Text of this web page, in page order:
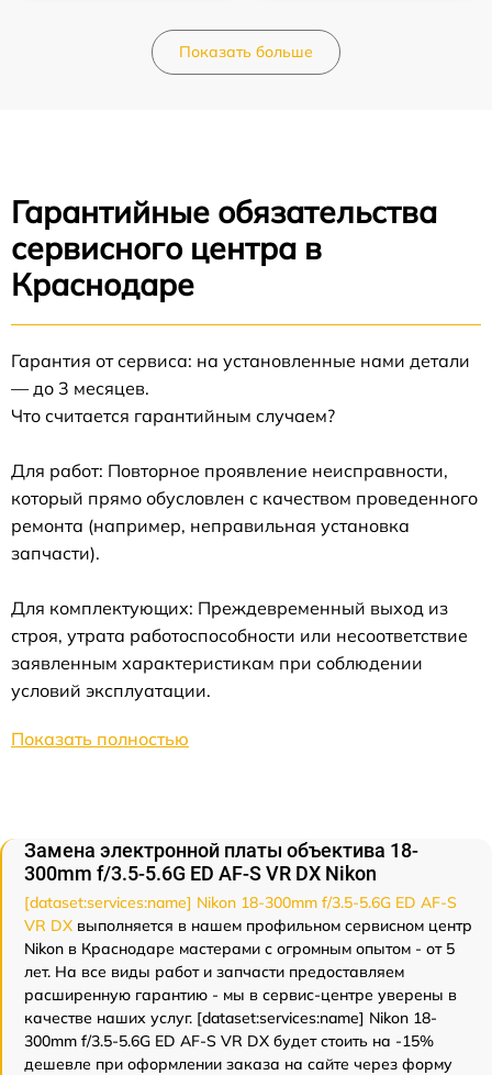
Показать больше
Гарантийные обязательства
сервисного центра в
Краснодаре
Гарантия от сервиса: на установленные нами детали
— до 3 месяцев.
Что считается гарантийным случаем?
Для работ: Повторное проявление неисправности,
который прямо обусловлен с качеством проведенного
ремонта (например, неправильная установка
запчасти).
Для комплектующих: Преждевременный выход из
строя, утрата работоспособности или несоответствие
заявленным характеристикам при соблюдении
условий эксплуатации.
Показать полностью
Замена электронной платы объектива 18-
300mm f/3.5-5.6G ED AF-S VR DX Nikon
[dataset:services:name] Nikon 18-300mm f/3.5-5.6G ED AF-S
VR DX выполняется в нашем профильном сервисном центр
Nikon в Краснодаре мастерами с огромным опытом - от 5
лет. На все виды работ и запчасти предоставляем
расширенную гарантию - мы в сервис-центре уверены в
качестве наших услуг. [dataset:services:name] Nikon 18-
300mm f/3.5-5.6G ED AF-S VR DX будет стоить на -15%
дешевле при оформлении заказа на сайте через форму